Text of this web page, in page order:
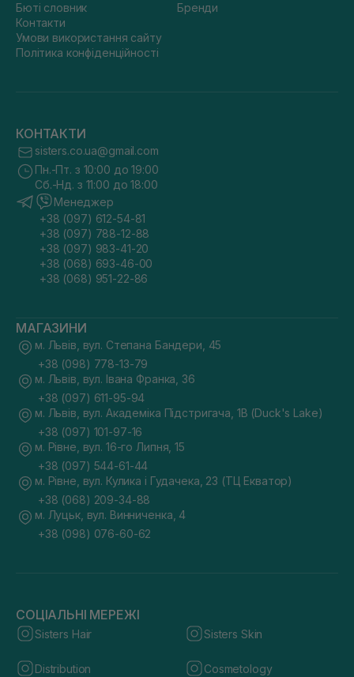
Бюті словник
Контакти
Умови використання сайту
Політика конфіденційності
Бренди
КОНТАКТИ
sisters.co.ua@gmail.com
Пн.-Пт. з 10:00 до 19:00
Сб.-Нд. з 11:00 до 18:00
Менеджер
+38 (097) 612-54-81
+38 (097) 788-12-88
+38 (097) 983-41-20
+38 (068) 693-46-00
+38 (068) 951-22-86
МАГАЗИНИ
м. Львів, вул. Степана Бандери, 45
+38 (098) 778-13-79
м. Львів, вул. Івана Франка, 36
+38 (097) 611-95-94
м. Львів, вул. Академіка Підстригача, 1В (Duck's Lake)
+38 (097) 101-97-16
м. Рівне, вул. 16-го Липня, 15
+38 (097) 544-61-44
м. Рівне, вул. Кулика і Гудачека, 23 (ТЦ Екватор)
+38 (068) 209-34-88
м. Луцьк, вул. Винниченка, 4
+38 (098) 076-60-62
СОЦІАЛЬНІ МЕРЕЖІ
Sisters Hair Sisters Skin
Distribution Cosmetology